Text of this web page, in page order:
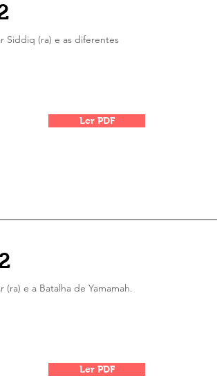
Siddiq (ra) e as diferentes
Ler PDF
e a Batalha de Yamamah.
Ler PDF